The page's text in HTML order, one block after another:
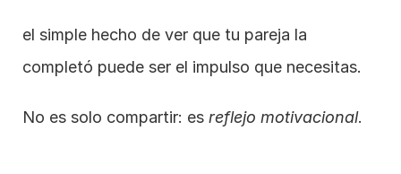
el simple hecho de ver que tu pareja la
completó puede ser el impulso que necesitas.
No es solo compartir: es reflejo motivacional.